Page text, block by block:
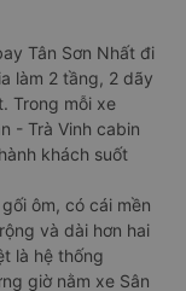
Tân Sơn Nhất đi
làm 2 tầng, 2 dãy
Trong mỗi xe
- Trà Vinh cabin
khách suốt
ôm, có cái mền
và dài hơn hai
là hệ thống
giờ nằm xe Sân